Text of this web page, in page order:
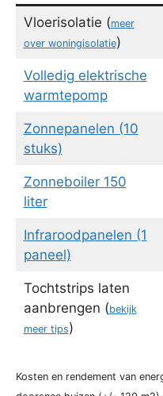
Vloerisolatie (meer
over woningisolatie)
Volledig elektrische
warmtepomp
Zonnepanelen (10
stuks)
Zonneboiler 150
liter
Infraroodpanelen (1
paneel)
Tochtstrips laten
aanbrengen (bekijk
meer tips)
Kosten en rendement van